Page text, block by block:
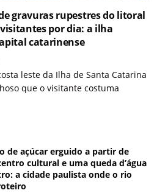
gravuras rupestres do litoral
por dia: a ilha
catarinense
leste da Ilha de Santa Catarina
que o visitante costuma
de açúcar erguido a partir de
cultural e uma queda d’água
a cidade paulista onde o rio